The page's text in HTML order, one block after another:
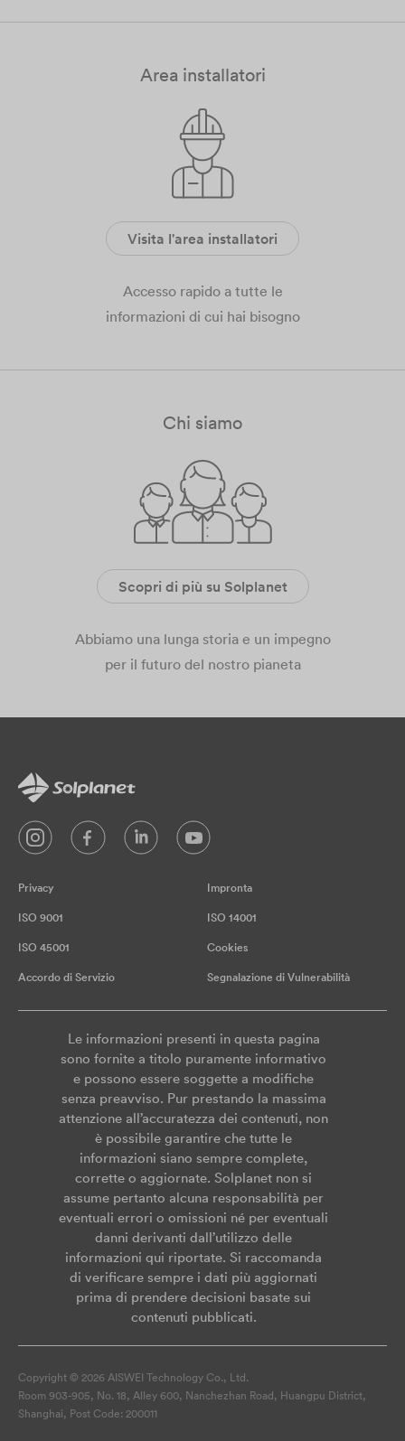
Area installatori
Visita l'area installatori
Accesso rapido a tutte le
informazioni di cui hai bisogno
Chi siamo
Scopri di più su Solplanet
Abbiamo una lunga storia e un impegno
per il futuro del nostro pianeta
Privacy Impronta
ISO 9001 ISO 14001
ISO 45001 Cookies
Accordo di Servizio Segnalazione di Vulnerabilità
Le informazioni presenti in questa pagina
sono fornite a titolo puramente informativo
e possono essere soggette a modifiche
senza preavviso. Pur prestando la massima
attenzione all’accuratezza dei contenuti, non
è possibile garantire che tutte le
informazioni siano sempre complete,
corrette o aggiornate. Solplanet non si
assume pertanto alcuna responsabilità per
eventuali errori o omissioni né per eventuali
danni derivanti dall’utilizzo delle
informazioni qui riportate. Si raccomanda
di verificare sempre i dati più aggiornati
prima di prendere decisioni basate sui
contenuti pubblicati.
Copyright © 2026 AISWEI Technology Co., Ltd.
Room 903-905, No. 18, Alley 600, Nanchezhan Road, Huangpu District,
Shanghai, Post Code: 200011